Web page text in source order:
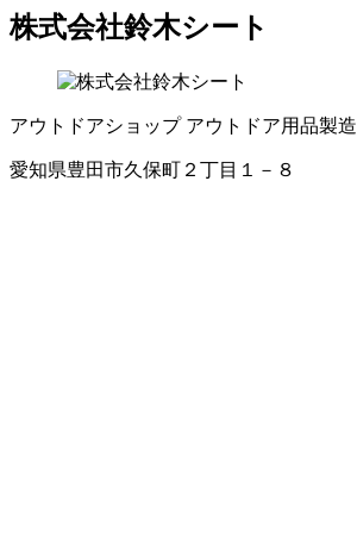
株式会社鈴木シート
アウトドアショップ アウトドア用品製造
愛知県豊田市久保町２丁目１－８